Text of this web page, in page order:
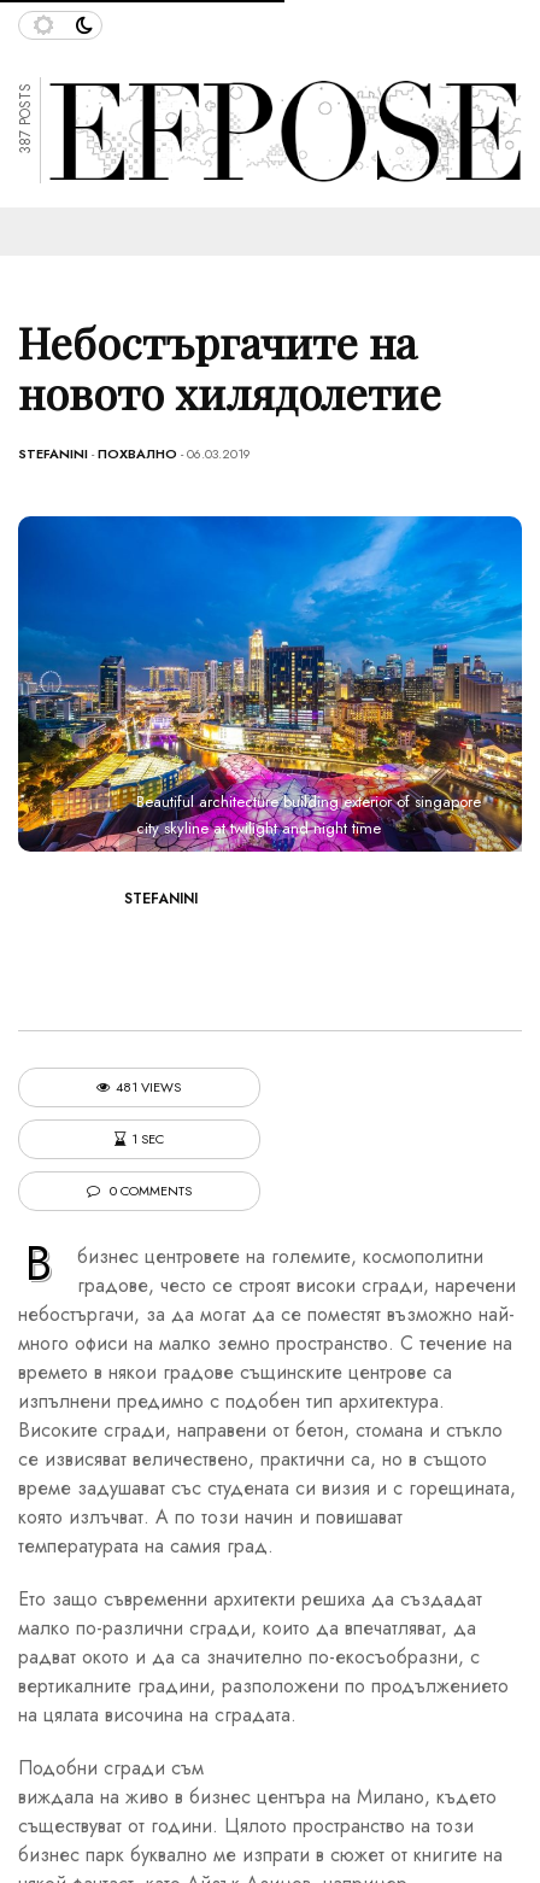
387 POSTS
Небостъргачите на
новото хилядолетие
STEFANINI-ПОХВАЛНО - 06.03.2019
Beautiful architecture building exterior of singapore
city skyline at twilight and night time
STEFANINI
481 VIEWS
1 SEC
0 COMMENTS
В
бизнес центровете на големите, космополитни
градове, често се строят високи сгради, наречени
небостъргачи, за да могат да се поместят възможно най-
много офиси на малко земно пространство. С течение на
времето в някои градове същинските центрове са
изпълнени предимно с подобен тип архитектура.
Високите сгради, направени от бетон, стомана и стъкло
се извисяват величествено, практични са, но в същото
време задушават със студената си визия и с горещината,
която излъчват. А по този начин и повишават
температурата на самия град.
Ето защо съвременни архитекти решиха да създадат
малко по-различни сгради, които да впечатляват, да
радват окото и да са значително по-екосъобразни, с
вертикалните градини, разположени по продължението
на цялата височина на сградата.
Подобни сгради съм
виждала на живо в бизнес центъра на Милано, където
съществуват от години. Цялото пространство на този
бизнес парк буквално ме изпрати в сюжет от книгите на